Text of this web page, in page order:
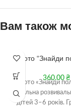
Вам також
IQ лото “Знайди
360.00 ₴
IQ Лото «Знайди
ідеальна
дітей 3–6 років.